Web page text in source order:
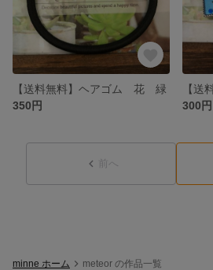
【送料無料】ヘアゴム 花 緑
350円
300円
前へ
minne ホーム meteor の作品一覧